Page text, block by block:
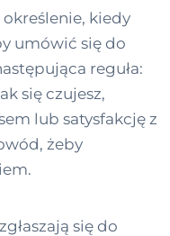
kiedy
umówić się do
reguła:
się czujesz,
lub satysfakcję z
żeby
się do